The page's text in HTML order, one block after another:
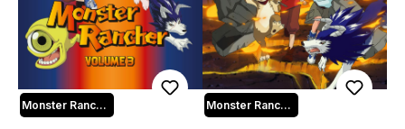
Monster Rancher Monster Rancher